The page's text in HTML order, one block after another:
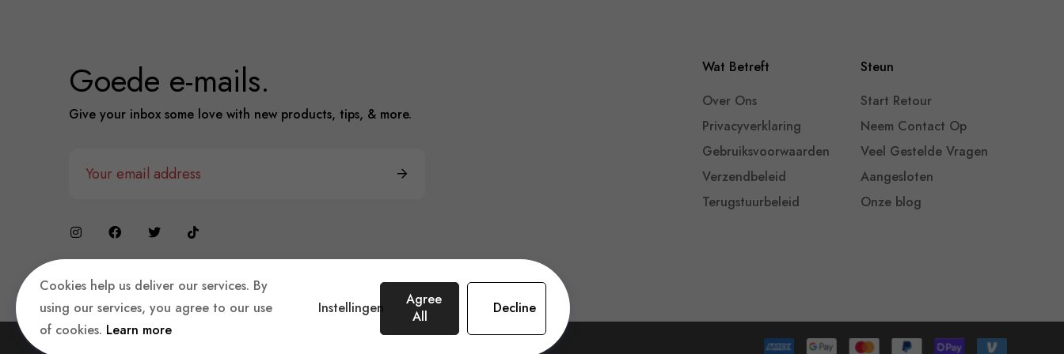
Cookies help us deliver our services. By
using our services, you agree to our use
of cookies. Learn more
Instellingen
Agree
All
Decline
Goede e-mails.
Give your inbox some love with new products, tips, & more.
Wat Betreft
Over Ons
Privacyverklaring
Gebruiksvoorwaarden
Verzendbeleid
Terugstuurbeleid
Steun
Start Retour
Neem Contact Op
Veel Gestelde Vragen
Aangesloten
Onze blog